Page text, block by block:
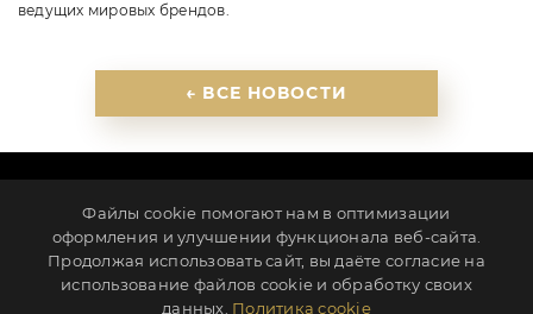
ведущих мировых брендов.
← ВСЕ НОВОСТИ
Ленинградская обл., г. Всеволожск, ул. Клубная, д. 1
info@millcreek.ru
+7 812 507-83-11
ИНВЕСТОРАМ ПОЛИТИКА КОНФИДЕНЦИАЛЬНОСТИ
Файлы cookie помогают нам в оптимизации
оформления и улучшении функционала веб-сайта.
Продолжая использовать сайт, вы даёте согласие на
использование файлов cookie и обработку своих
данных. Политика cookie